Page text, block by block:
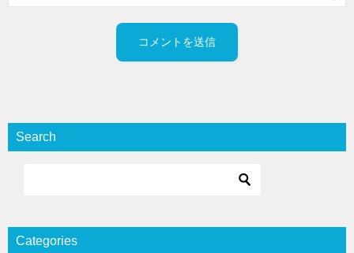
Search
Categories